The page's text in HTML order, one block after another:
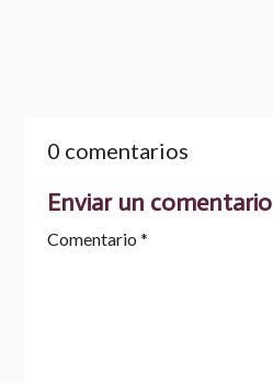
0 comentarios
Enviar un comentario
Comentario *